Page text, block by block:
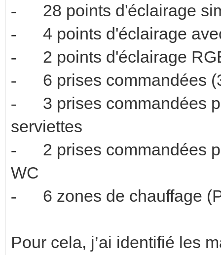
- 28 points
- 4 points
- 2 points
- 6 prises
-
3 prises commandées
-
2 prises commandées
- 6 zones de chauffage
Pour cela, j’ai identifié les